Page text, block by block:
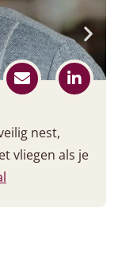
nest,
vliegen als je